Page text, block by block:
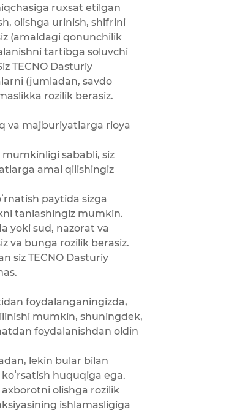
ruxsat etilgan
olishga urinish, shifrini
(amaldagi qonunchilik
tartibga soluvchi
TECNO Dasturiy
(jumladan, savdo
rozilik berasiz.
va majburiyatlarga rioya
sababli, siz
amal qilishingiz
paytida sizga
tanlashingiz mumkin.
yoki sud, nazorat va
va bunga rozilik berasiz.
siz TECNO Dasturiy
foydalanganingizda,
mumkin, shuningdek,
foydalanishdan oldin
lekin bular bilan
huquqiga ega.
olishga rozilik
ishlamasligiga